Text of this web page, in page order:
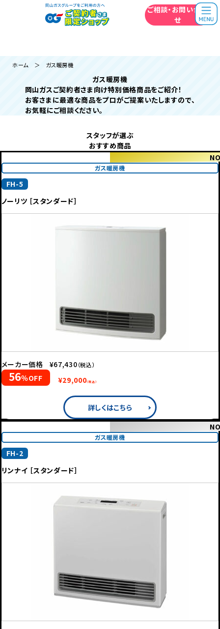
ご相談・お問い合わ
せ
うちにはどの機器がいい？
岡山ガスの相談員に相談してみよう！
無料相談はこちら
ホーム ＞ ガス暖房機
ガス暖房機
岡山ガスご契約者さま向け特別価格商品をご紹介！
お客さまに最適な商品をプロがご提案いたしますので、
お気軽にご相談ください。
スタッフが選ぶ
おすすめ商品
ガス暖房機
FH-5
ノーリツ ［スタンダード］
メーカー価格 ¥67,430（税込）
56％OFF ¥29,000（税込）
詳しくはこちら
ガス暖房機
FH-2
リンナイ ［スタンダード］